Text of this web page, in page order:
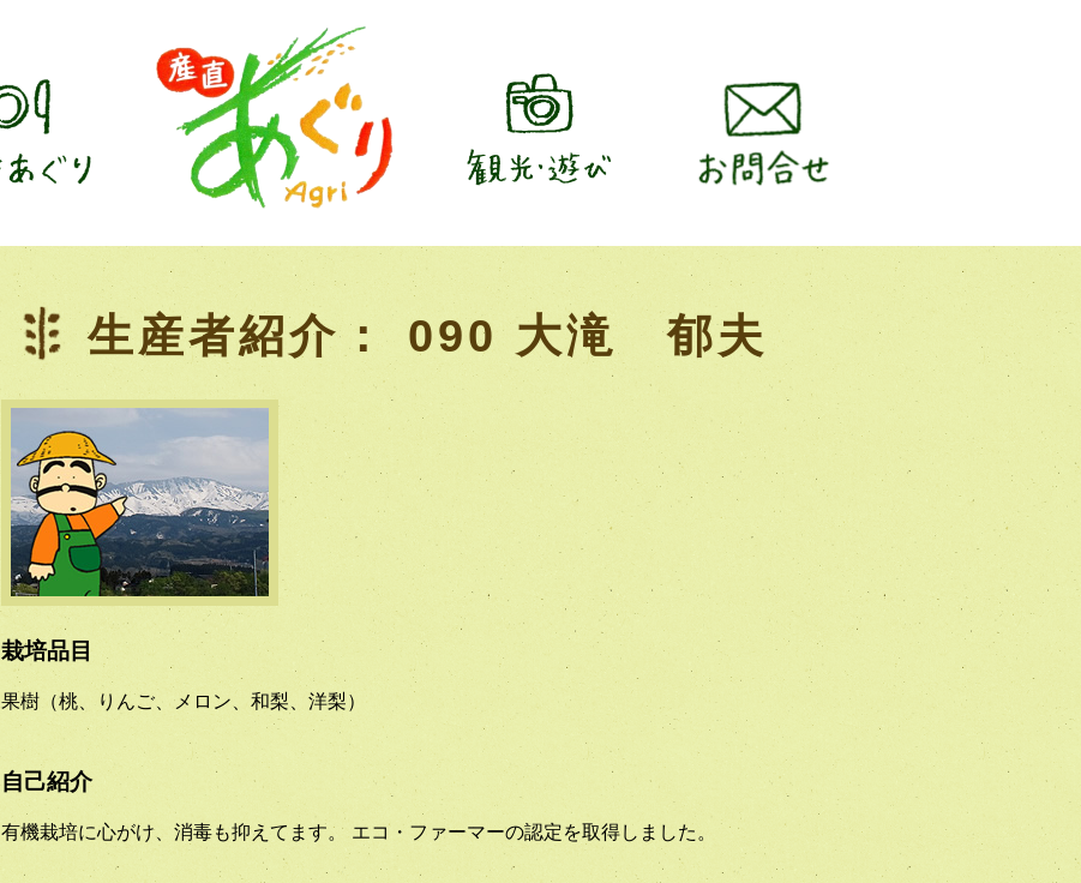
生産者紹介： 090 大滝 郁夫
栽培品目
果樹（桃、りんご、メロン、和梨、洋梨）
自己紹介
有機栽培に心がけ、消毒も抑えてます。 エコ・ファーマーの認定を取得しました。